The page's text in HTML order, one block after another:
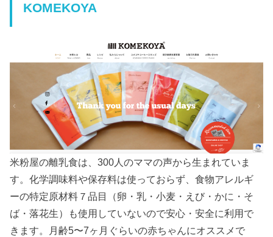
KOMEKOYA
米粉屋の離乳食は、300人のママの声から生まれていま
す。化学調味料や保存料は使っておらず、食物アレルギ
ーの特定原材料７品目（卵・乳・小麦・えび・かに・そ
ば・落花生）も使用していないので安心・安全に利用で
きます。月齢5〜7ヶ月ぐらいの赤ちゃんにオススメで